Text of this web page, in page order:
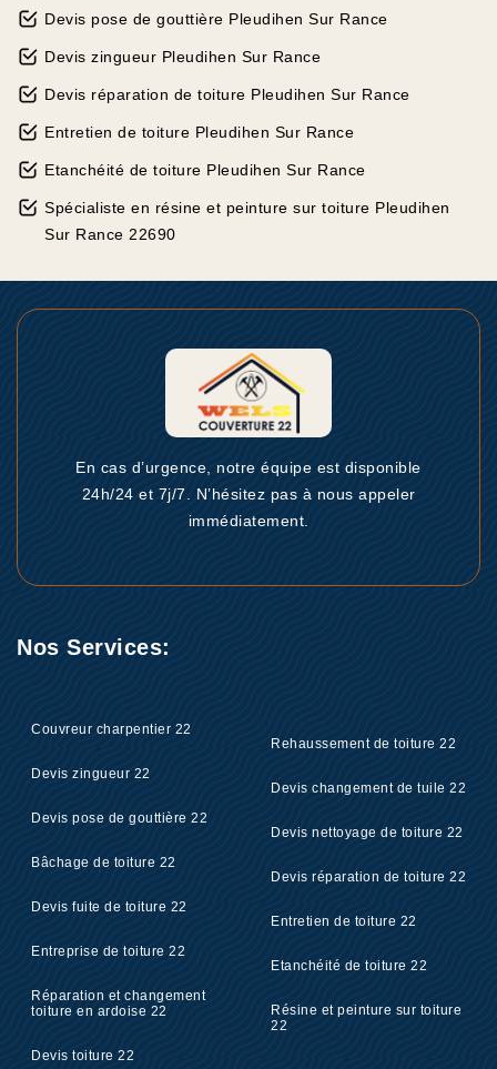
Devis pose de gouttière Pleudihen Sur Rance
Devis zingueur Pleudihen Sur Rance
Devis réparation de toiture Pleudihen Sur Rance
Entretien de toiture Pleudihen Sur Rance
Etanchéité de toiture Pleudihen Sur Rance
Spécialiste en résine et peinture sur toiture Pleudihen
Sur Rance 22690
En cas d’urgence, notre équipe est disponible
24h/24 et 7j/7. N’hésitez pas à nous appeler
immédiatement.
Nos Services:
Couvreur charpentier 22
Devis zingueur 22
Devis pose de gouttière 22
Bâchage de toiture 22
Devis fuite de toiture 22
Entreprise de toiture 22
Réparation et changement
toiture en ardoise 22
Devis toiture 22
Rehaussement de toiture 22
Devis changement de tuile 22
Devis nettoyage de toiture 22
Devis réparation de toiture 22
Entretien de toiture 22
Etanchéité de toiture 22
Résine et peinture sur toiture
22